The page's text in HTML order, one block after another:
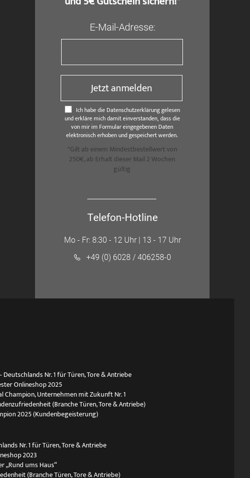
E-Mail-Adresse:
Jetzt anmelden
Ich habe die Datenschutzerklärung gelesen
und erkläre mich damit einverstanden, dass die
von mir im Formular eingegebenen Daten
elektronisch erhoben und gespeichert werden.
*Gilt ab einem Mindestbestellwert von
250€, ab Erhalt dieser Mail 2 Wochen
gültig
Telefon-Hotline
Mo - Fr: 8:30 - 12 Uhr | 13 - 17 Uhr
+49 (0) 6028 / 406258-0
Deutschlands Nr. 1 für Türen, Tore & Antriebe
Onlineshop 2025
Champion, Unternehmen mit Zukunft Nr. 1
(Branche Türen, Tore & Antriebe)
2025 (Kundenbegeisterung)
Nr. 1 für Türen, Tore & Antriebe
2023
„Rund ums Haus“
(Branche Türen, Tore & Antriebe)